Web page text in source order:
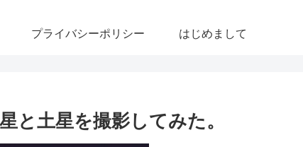
プライバシーポリシー はじめまして
と土星を撮影してみた。